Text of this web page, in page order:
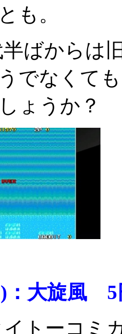
も。
ばからは
でなくて
ょうか？
：大旋風
トーコミ